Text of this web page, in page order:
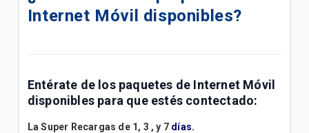
adquirirlos para tu plan postpago
Encuentra soporte para tus servicios móviles
Postpago
Internet Móvil disponibles?
Entérate de los paquetes de Internet Móvil
disponibles para que estés contectado:
La Super Recargas de 1, 3 , y 7 días.